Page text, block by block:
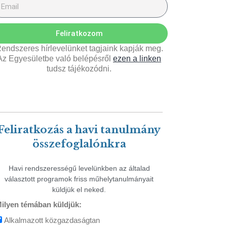
Feliratkozom
hírlevelünket tagjaink kapják meg.
Egyesületbe való belépésről ezen a linken
tudsz tájékozódni.
a havi tanulmány
összefoglalónkra
Havi rendszerességű levelünkben az általad
választott programok friss műhelytanulmányait
küldjük el neked.
témában küldjük:
Alkalmazott közgazdaságtan